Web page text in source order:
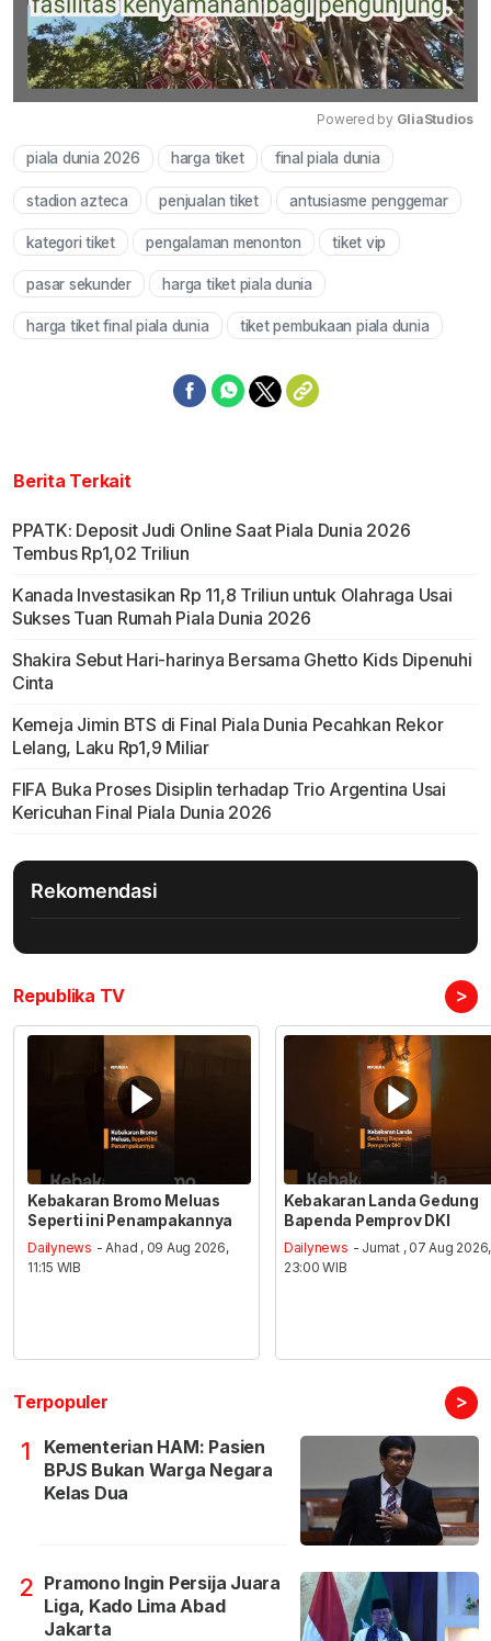
Powered by GliaStudios
piala dunia 2026 harga tiket final piala dunia
stadion azteca penjualan tiket antusiasme penggemar
kategori tiket pengalaman menonton tiket vip
pasar sekunder harga tiket piala dunia
harga tiket final piala dunia tiket pembukaan piala dunia
Berita Terkait
PPATK: Deposit Judi Online Saat Piala Dunia 2026
Tembus Rp1,02 Triliun
Kanada Investasikan Rp 11,8 Triliun untuk Olahraga Usai
Sukses Tuan Rumah Piala Dunia 2026
Shakira Sebut Hari-harinya Bersama Ghetto Kids Dipenuhi
Cinta
Kemeja Jimin BTS di Final Piala Dunia Pecahkan Rekor
Lelang, Laku Rp1,9 Miliar
FIFA Buka Proses Disiplin terhadap Trio Argentina Usai
Kericuhan Final Piala Dunia 2026
Rekomendasi
Republika TV >
Kebakaran Bromo Meluas
Seperti ini Penampakannya
Dailynews - Ahad , 09 Aug 2026,
11:15 WIB
Kebakaran Landa Gedung
Bapenda Pemprov DKI
Dailynews - Jumat , 07 Aug 2026,
23:00 WIB
Terpopuler >
1
Kementerian HAM: Pasien
BPJS Bukan Warga Negara
Kelas Dua
2 Pramono Ingin Persija Juara
Liga, Kado Lima Abad
Jakarta